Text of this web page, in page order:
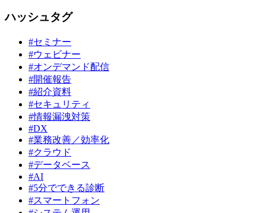
ハッシュタグ
#セミナー
#ウェビナー
#オンデマンド配信
#開催報告
#紹介資料
#セキュリティ
#情報漏洩対策
#DX
#業務改善／効率化
#クラウド
#データベース
#AI
#5分でできる診断
#スマートフォン